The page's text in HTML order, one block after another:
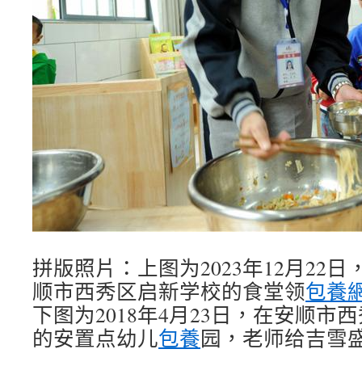
拼版照片：上图为2023年12月22日
顺市西秀区启新学校的食堂领包養
下图为2018年4月23日，在安顺市
的安置点幼儿包養园，老师给吉雪